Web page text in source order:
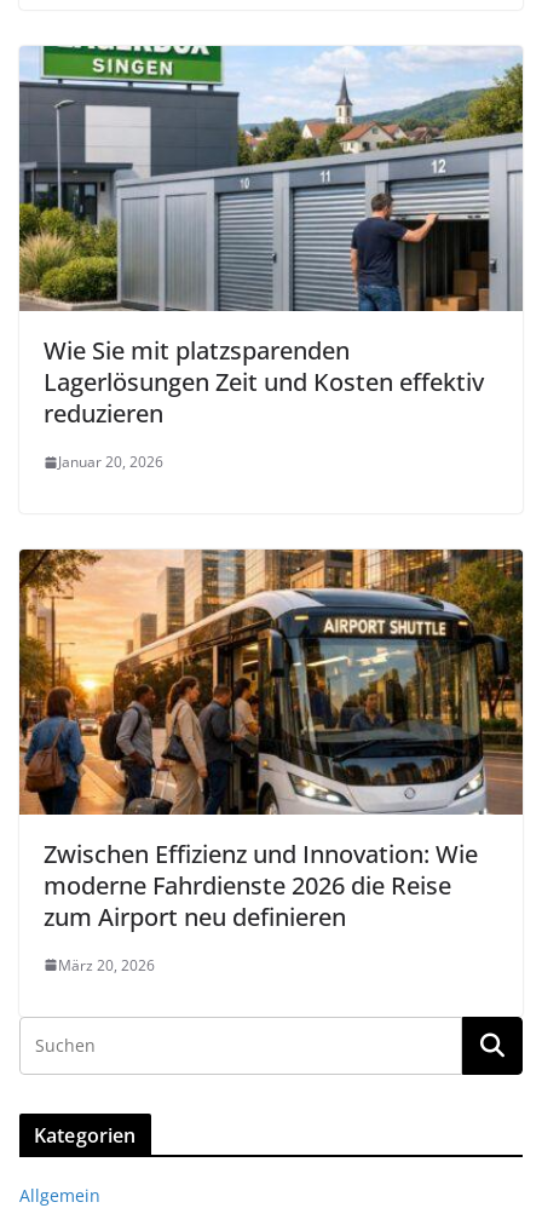
Wie Sie mit platzsparenden
Lagerlösungen Zeit und Kosten effektiv
reduzieren
Januar 20, 2026
Zwischen Effizienz und Innovation: Wie
moderne Fahrdienste 2026 die Reise
zum Airport neu definieren
März 20, 2026
Kategorien
Allgemein